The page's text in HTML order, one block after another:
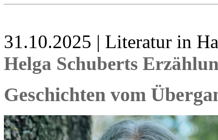
31.10.2025 | Literatur in
Helga Schuberts
Geschichten vom